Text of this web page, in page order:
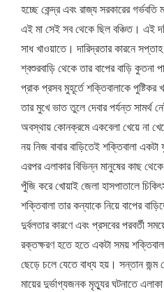
হচ্ছে কেন্দ্র এবং রাজ্য সরকারের
এই মা সেই সব থেকে ছিল বঞ্চিত। এই
সাধ খাওয়াতে। দারিদ্রতার কারনে
শ্বশুরবাড়ি থেকে তার বাপের বাড়ি কুতনা
প্রাক প্রসব মুহূর্তে শক্তিবালাকে
তার মুখে ভাত তুলে দেবার পর্যন্ত সামর্থ
অবস্থায় কোনক্রমে একবেলা খেয়ে না
নয় নিজ বাবার বাড়িতেই শক্তিবালা
এরপর এলাকার বিভিন্ন মানুষের কাছ
পুঁজি করে খোয়াই জেলা হাসপাতালে
শক্তিবালা তার কন্যাকে নিয়ে বাপের
দুর্বলতার কারণে এবং প্রসবের পরবর্তী
রক্তক্ষরণ হতে হতে একটা সময় শক্তিবালা
ছেড়ে চলে যেতে বাধ্য হয়। সন্তান জন্ম
মায়ের দুর্ভাগ্যজনক মৃত্যুর ঘটনাতে